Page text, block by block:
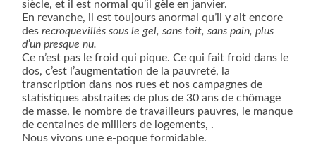
siècle, et il est normal qu’il gèle en janvier.
En revanche, il est toujours anormal qu’il y ait encore
desrecroquevillés sous le gel, sans toit, sans pain, plus
d’un presque nu.
Ce n’est pas le froid qui pique. Ce qui fait froid dans le
dos, c’est l’augmentation de la pauvreté, la
transcription dans nos rues et nos campagnes de
statistiques abstraites de plus de 30 ans de chômage
de masse, le nombre de travailleurs pauvres, le manque
de centaines de milliers de logements, .
Nous vivons une e-poque formidable.